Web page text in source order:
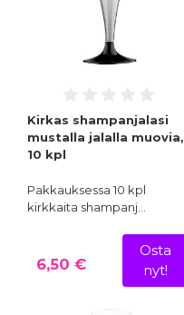
Kirkas shampanjalasi
mustalla jalalla muovia,
10 kpl
Pakkauksessa 10 kpl
kirkkaita shampanj…
6,50 €
Osta
nyt!